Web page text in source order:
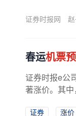
证券时报网
春运机票
证券时报e公
著涨价。其
证券 涨价